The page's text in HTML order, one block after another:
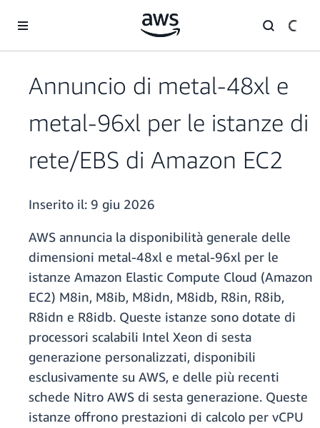
Annuncio di metal-48xl e
metal-96xl per le istanze di
rete/EBS di Amazon EC2
Inserito il: 9 giu 2026
AWS annuncia la disponibilità generale delle
dimensioni metal-48xl e metal-96xl per le
istanze Amazon Elastic Compute Cloud (Amazon
EC2) M8in, M8ib, M8idn, M8idb, R8in, R8ib,
R8idn e R8idb. Queste istanze sono dotate di
processori scalabili Intel Xeon di sesta
generazione personalizzati, disponibili
esclusivamente su AWS, e delle più recenti
schede Nitro AWS di sesta generazione. Queste
istanze offrono prestazioni di calcolo per vCPU